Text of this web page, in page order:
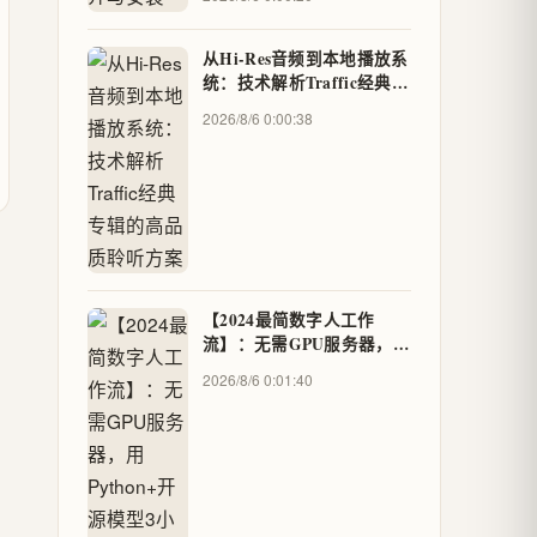
从Hi-Res音频到本地播放系
统：技术解析Traffic经典专
2026/8/6 0:00:38
【2024最简数字人工作
流】：无需GPU服务器，用
建可交互数字分身
2026/8/6 0:01:40